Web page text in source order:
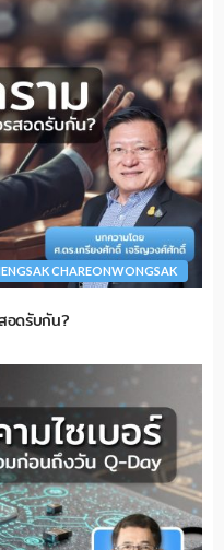
CHAREONWONGSAK
อดรับกัน?